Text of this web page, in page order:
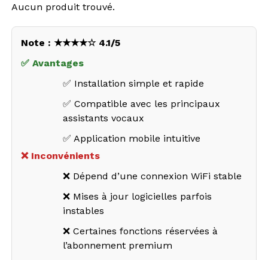
Aucun produit trouvé.
Note : ★★★★☆ 4.1/5
✅ Avantages
✅ Installation simple et rapide
✅ Compatible avec les principaux
assistants vocaux
✅ Application mobile intuitive
❌ Inconvénients
❌ Dépend d’une connexion WiFi stable
❌ Mises à jour logicielles parfois
instables
❌ Certaines fonctions réservées à
l’abonnement premium